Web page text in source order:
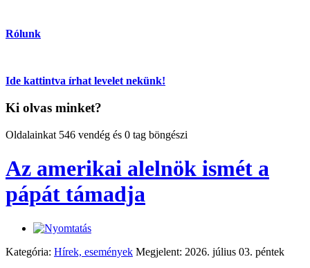
Rólunk
Ide kattintva írhat levelet nekünk!
Ki olvas minket?
Oldalainkat 546 vendég és 0 tag böngészi
Az amerikai alelnök ismét a
pápát támadja
Kategória: Hírek, események Megjelent: 2026. július 03. péntek